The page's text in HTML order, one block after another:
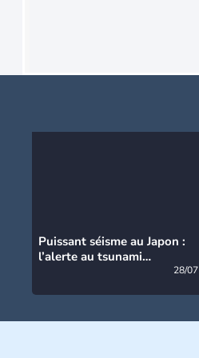
Puissant séisme au Japon :
l’alerte au tsunami
28/07